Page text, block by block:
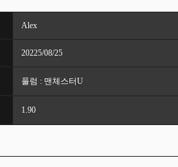
Alex
20225/08/25
풀럼 : 맨체스터U
1.90